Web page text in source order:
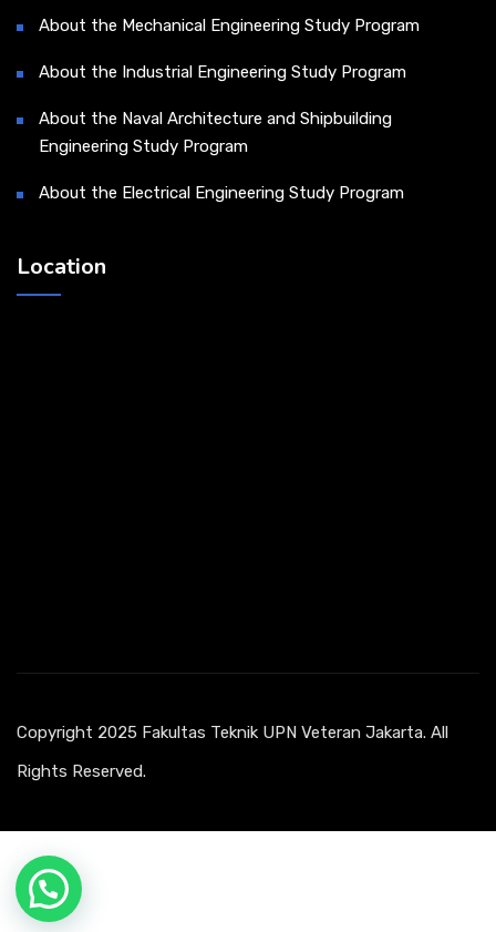
About the Mechanical Engineering Study Program
About the Industrial Engineering Study Program
About the Naval Architecture and Shipbuilding
Engineering Study Program
About the Electrical Engineering Study Program
Location
Copyright 2025 Fakultas Teknik UPN Veteran Jakarta. All
Rights Reserved.